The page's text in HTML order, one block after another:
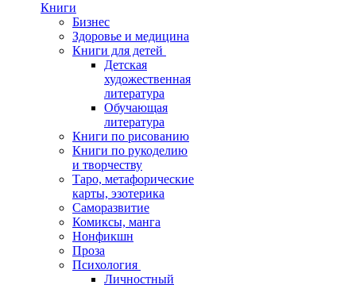
Книги
Бизнес
Здоровье и медицина
Книги для детей
Детская
художественная
литература
Обучающая
литература
Книги по рисованию
Книги по рукоделию
и творчеству
Таро, метафорические
карты, эзотерика
Саморазвитие
Комиксы, манга
Нонфикшн
Проза
Психология
Личностный